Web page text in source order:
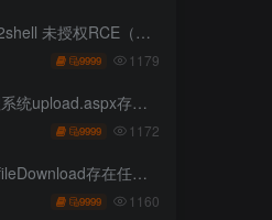
2026-63030 CVE-2026-60137）
9999 1179
存在任意文件上传
9999 1172
存在任意文件读取
9999 1160